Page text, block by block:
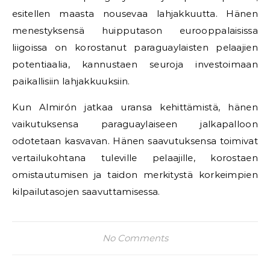
esitellen maasta nousevaa lahjakkuutta. Hänen
menestyksensä huipputason eurooppalaisissa
liigoissa on korostanut paraguaylaisten pelaajien
potentiaalia, kannustaen seuroja investoimaan
paikallisiin lahjakkuuksiin.
Kun Almirón jatkaa uransa kehittämistä, hänen
vaikutuksensa paraguaylaiseen jalkapalloon
odotetaan kasvavan. Hänen saavutuksensa toimivat
vertailukohtana tuleville pelaajille, korostaen
omistautumisen ja taidon merkitystä korkeimpien
kilpailutasojen saavuttamisessa.
No Comments